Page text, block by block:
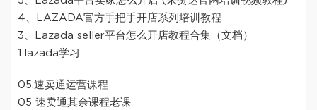
4、LAZADA官方手把手开店系列培训教程
3、Lazada seller平台怎么开店教程合集（文档）
1.lazada学习
05.速卖通运营课程
05 速卖通其余课程老课